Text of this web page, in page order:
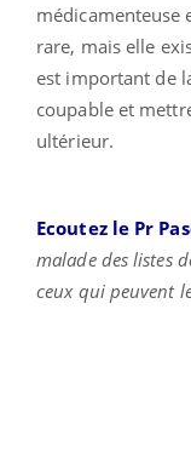
médicamenteuse
rare, mais elle
est important de
coupable et
ultérieur.
Ecoutez le Pr
malade des listes
ceux qui peuvent